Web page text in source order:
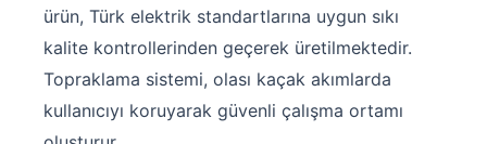
ürün, Türk elektrik standartlarına uygun sıkı
kalite kontrollerinden geçerek üretilmektedir.
Topraklama sistemi, olası kaçak akımlarda
kullanıcıyı koruyarak güvenli çalışma ortamı